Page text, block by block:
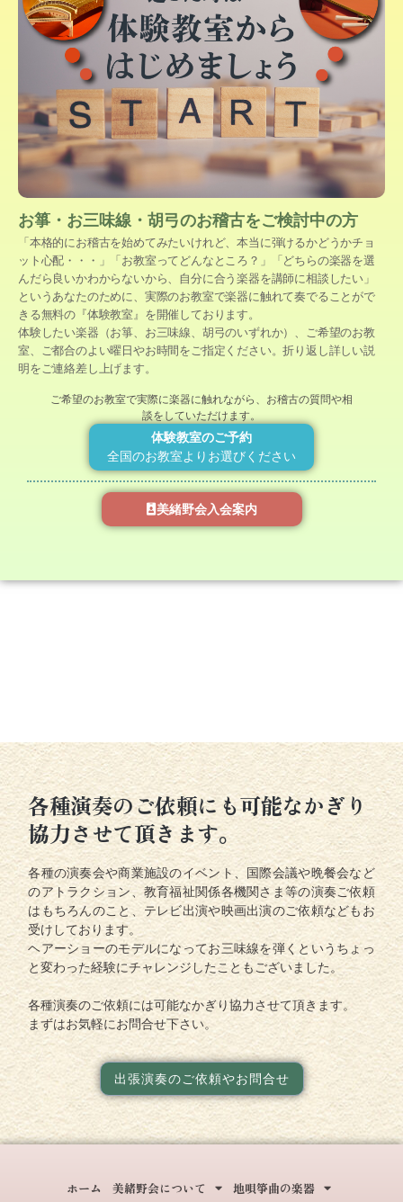
お箏・お三味線・胡弓のお稽古をご検討中の方
「本格的にお稽古を始めてみたいけれど、本当に弾けるかどうかチョ
ット心配・・・」「お教室ってどんなところ？」「どちらの楽器を選
んだら良いかわからないから、自分に合う楽器を講師に相談したい」
というあなたのために、実際のお教室で楽器に触れて奏でることがで
きる無料の『体験教室』を開催しております。
体験したい楽器（お箏、お三味線、胡弓のいずれか）、ご希望のお教
室、ご都合のよい曜日やお時間をご指定ください。折り返し詳しい説
明をご連絡差し上げます。
ご希望のお教室で実際に楽器に触れながら、お稽古の質問や相
談をしていただけます。
体験教室のご予約
全国のお教室よりお選びください
美緒野会入会案内
各種演奏のご依頼にも可能なかぎり
協力させて頂きます。
各種の演奏会や商業施設のイベント、国際会議や晩餐会など
のアトラクション、教育福祉関係各機関さま等の演奏ご依頼
はもちろんのこと、テレビ出演や映画出演のご依頼などもお
受けしております。
ヘアーショーのモデルになってお三味線を弾くというちょっ
と変わった経験にチャレンジしたこともございました。
各種演奏のご依頼には可能なかぎり協力させて頂きます。
まずはお気軽にお問合せ下さい。
出張演奏のご依頼やお問合せ
ホーム 美緒野会について 地唄箏曲の楽器